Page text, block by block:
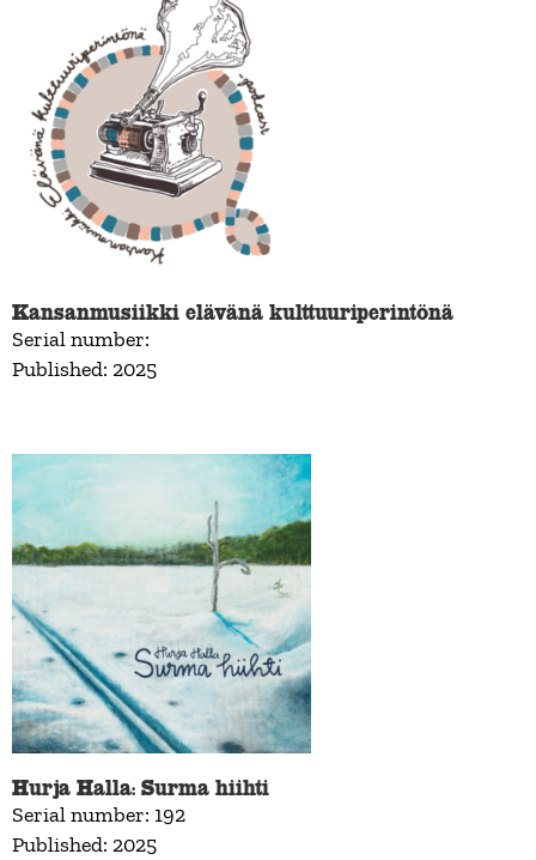
Kansanmusiikki elävänä kulttuuriperintönä
Serial number:
Published: 2025
Hurja Halla: Surma hiihti
Serial number: 192
Published: 2025